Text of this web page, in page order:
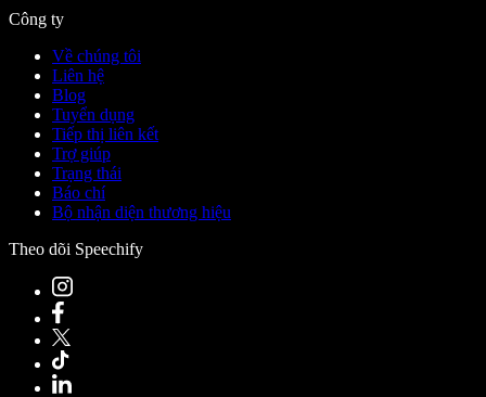
Công ty
Về chúng tôi
Liên hệ
Blog
Tuyển dụng
Tiếp thị liên kết
Trợ giúp
Trạng thái
Báo chí
Bộ nhận diện thương hiệu
Theo dõi Speechify